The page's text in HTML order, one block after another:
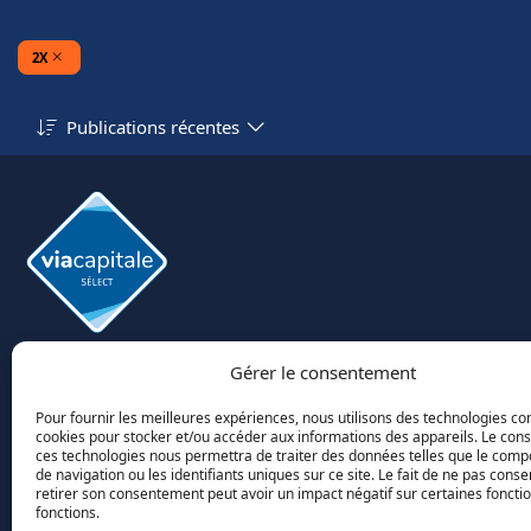
Gérer le consentement
Pour fournir les meilleures expériences, nous utilisons des technologies
cookies pour stocker et/ou accéder aux informations des appareils. Le
ces technologies nous permettra de traiter des données telles que le
de navigation ou les identifiants uniques sur ce site. Le fait de ne pas
retirer son consentement peut avoir un impact négatif sur certaines
fonctions.
2X
Publications récentes
Via Capital Sélect
4715 des Replats, Québec QC G2J 1B8
(418) 554-1651
moc.elatipacaiv@egreborp